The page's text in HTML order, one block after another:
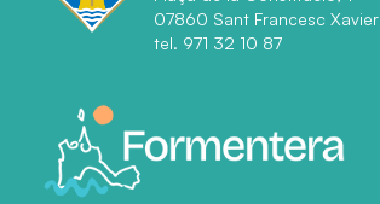
07860 Sant Francesc Xavier
tel. 971 32 10 87